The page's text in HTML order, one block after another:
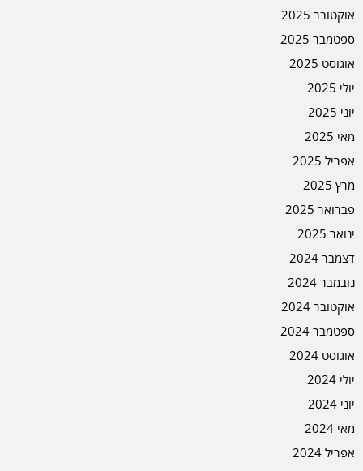
אוקטובר 2025
ספטמבר 2025
אוגוסט 2025
יולי 2025
יוני 2025
מאי 2025
אפריל 2025
מרץ 2025
פברואר 2025
ינואר 2025
דצמבר 2024
נובמבר 2024
אוקטובר 2024
ספטמבר 2024
אוגוסט 2024
יולי 2024
יוני 2024
מאי 2024
אפריל 2024